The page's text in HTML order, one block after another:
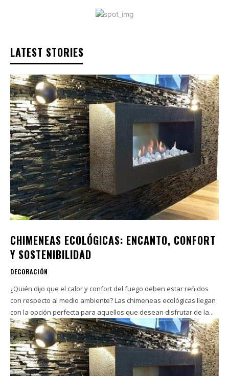
LATEST STORIES
CHIMENEAS ECOLÓGICAS: ENCANTO, CONFORT
Y SOSTENIBILIDAD
DECORACIÓN
¿Quién dijo que el calor y confort del fuego deben estar reñidos
con respecto al medio ambiente? Las chimeneas ecológicas llegan
con la opción perfecta para aquellos que desean disfrutar de la...